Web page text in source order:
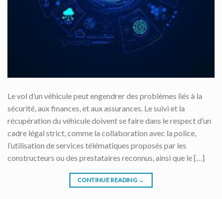
Le vol d’un véhicule peut engendrer des problèmes liés à la
sécurité, aux finances, et aux assurances. Le suivi et la
récupération du véhicule doivent se faire dans le respect d’un
cadre légal strict, comme la collaboration avec la police,
l’utilisation de services télématiques proposés par les
constructeurs ou des prestataires reconnus, ainsi que le […]
CONTINUE READING →